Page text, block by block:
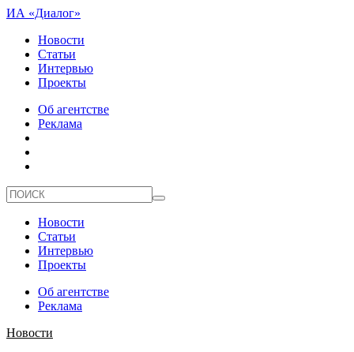
ИА «Диалог»
Новости
Статьи
Интервью
Проекты
Об агентстве
Реклама
Новости
Статьи
Интервью
Проекты
Об агентстве
Реклама
Новости